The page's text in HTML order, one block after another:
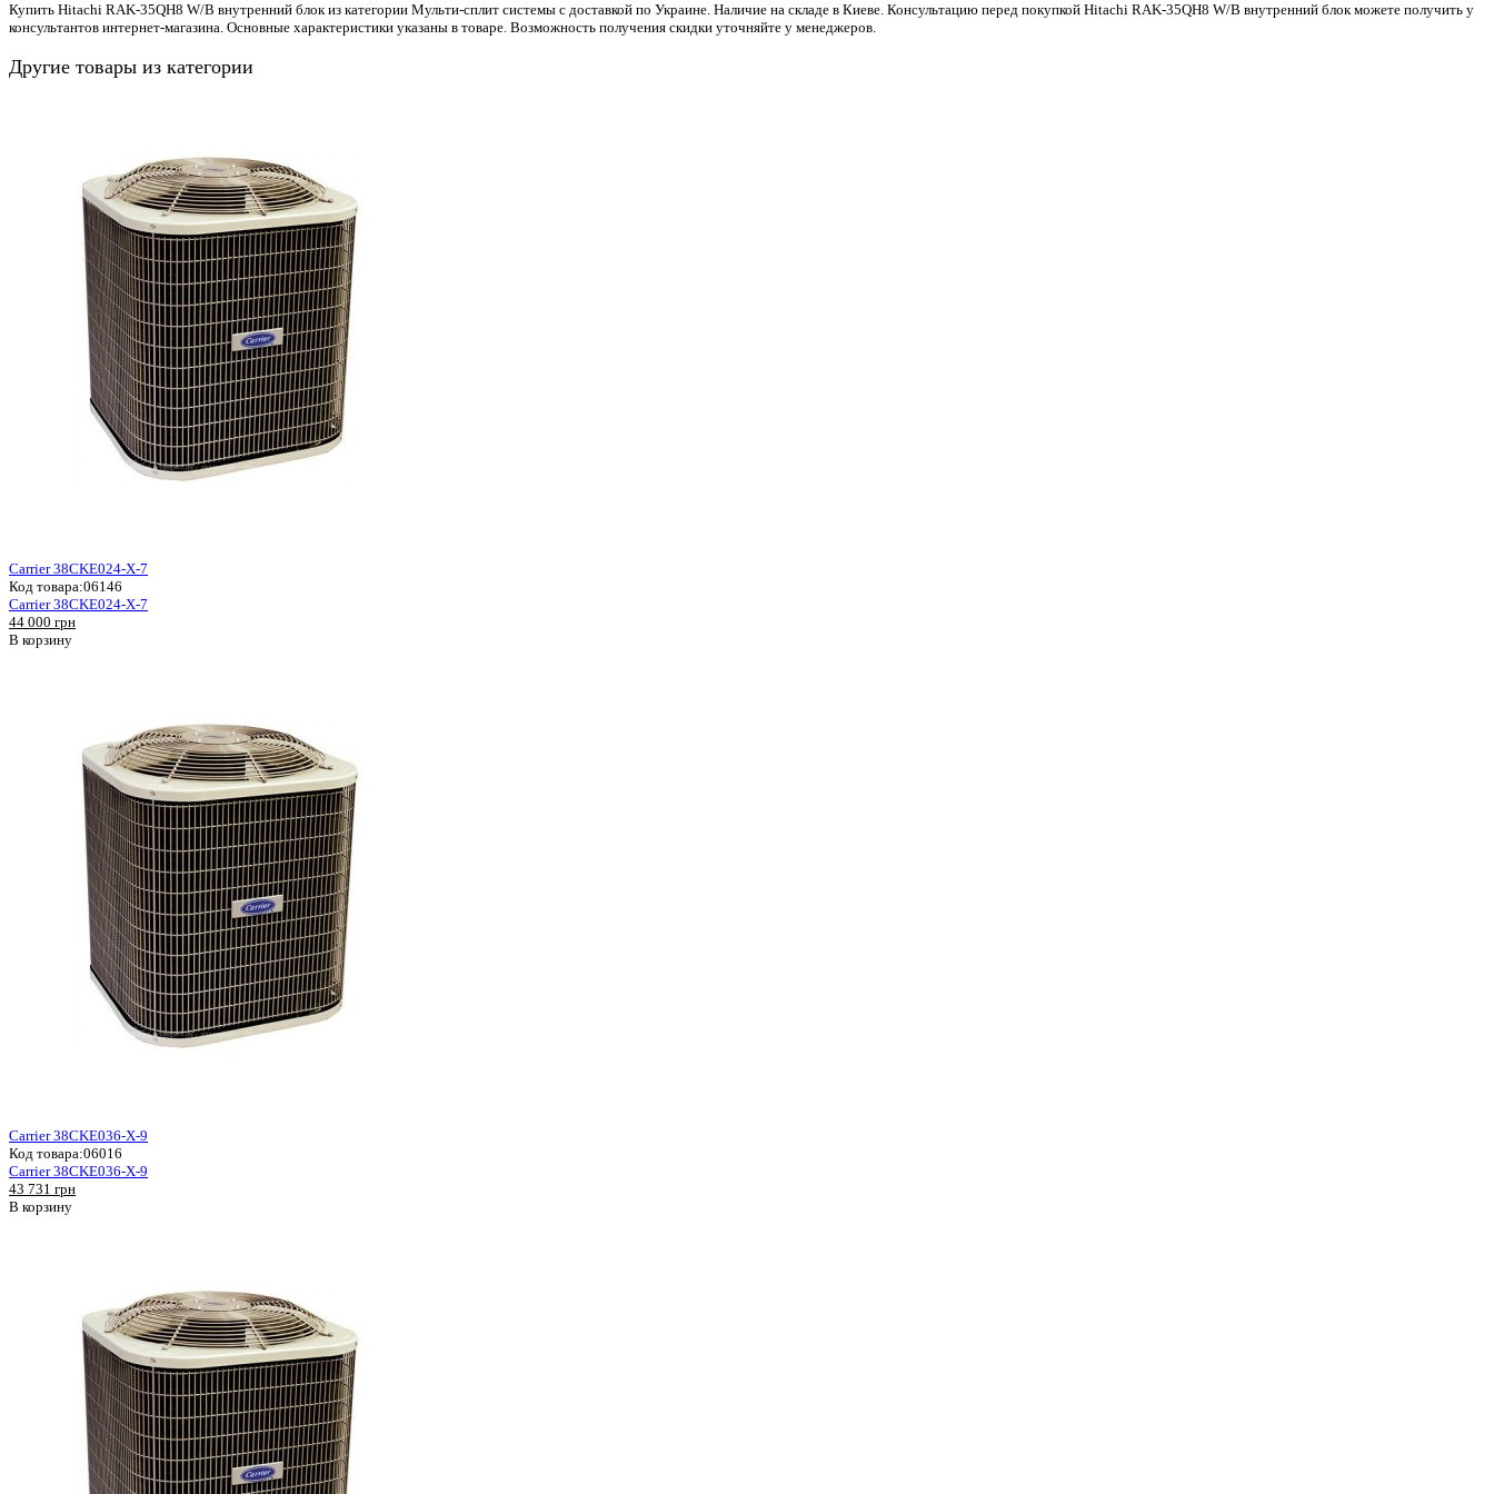
Купить Hitachi RAK-35QH8 W/B внутренний блок из категории Мульти-сплит системы с доставкой по Украине. Наличие на складе в Киеве. Консультацию перед покупкой Hitachi RAK-35QH8 W/B внутренний блок можете получить у
консультантов интернет-магазина. Основные характеристики указаны в товаре. Возможность получения скидки уточняйте у менеджеров.
Другие товары из категории
Carrier 38CKE024-X-7
Код товара:06146
Carrier 38CKE024-X-7
44 000 грн
В корзину
Carrier 38CKE036-X-9
Код товара:06016
Carrier 38CKE036-X-9
43 731 грн
В корзину